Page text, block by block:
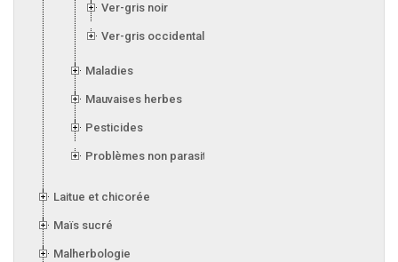
Ver-gris noir
Ver-gris occidental des haricots
Maladies
Mauvaises herbes
Pesticides
Problèmes non parasitaires
Laitue et chicorée
Maïs sucré
Malherbologie